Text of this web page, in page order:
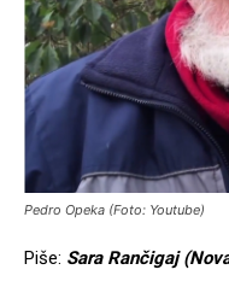
Pedro Opeka (Foto: Youtube)
Piše: Sara Rančigaj